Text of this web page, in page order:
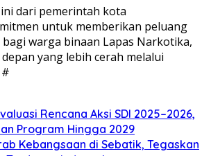
dari pemerintah kota
untuk memberikan peluang
warga binaan Lapas Narkotika,
yang lebih cerah melalui
Rencana Aksi SDI 2025–2026,
Program Hingga 2029
Kebangsaan di Sebatik, Tegaskan